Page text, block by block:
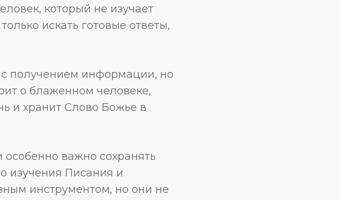
который не изучает
искать готовые ответы,
с получением информации, но
о блаженном человеке,
и хранит Слово Божье в
особенно важно сохранять
изучения Писания и
инструментом, но они не